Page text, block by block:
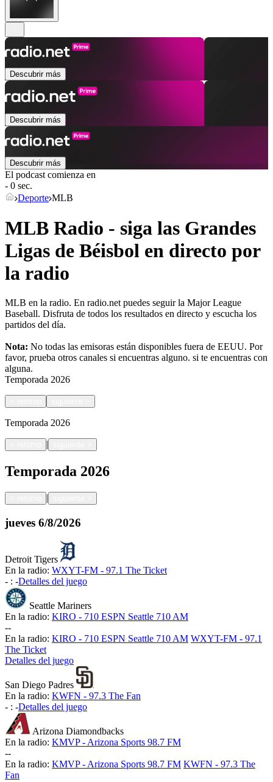
Descubrir más
Descubrir más
Descubrir más
El podcast comienza en
- 0 sec.
Deporte MLB
MLB Radio - siga las Grandes
Ligas de Béisbol en directo por
la radio
MLB en la radio. En radio.net puedes seguir la Major League
Baseball. Disfruta de todos los resultados en directo y escucha los
partidos del día.
Nota: No todas las emisoras están disponibles fuera de EEUU. Por
favor, prueba otros canales si encuentras alguno. si te encuentras con
alguna.
Temporada 2026
Temporada 2026
|
Temporada 2026
|
jueves 6/8/2026
Detroit Tigers
En la radio: WXYT-FM - 97.1 The Ticket
- : -Detalles del juego
Seattle Mariners
En la radio: KIRO - 710 ESPN Seattle 710 AM
--
En la radio: KIRO - 710 ESPN Seattle 710 AM WXYT-FM - 97.1
The Ticket
Detalles del juego
San Diego Padres
En la radio: KWFN - 97.3 The Fan
- : -Detalles del juego
Arizona Diamondbacks
En la radio: KMVP - Arizona Sports 98.7 FM
--
En la radio: KMVP - Arizona Sports 98.7 FM KWFN - 97.3 The
Fan